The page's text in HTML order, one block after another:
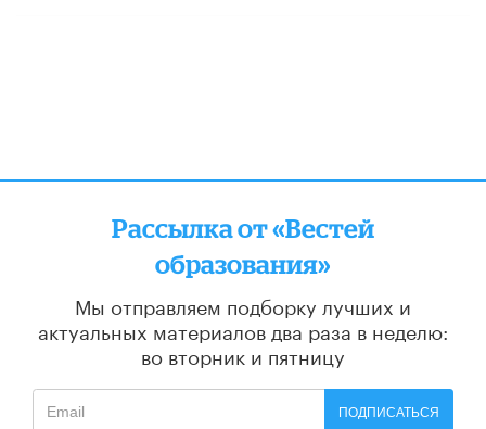
Рассылка от «Вестей
образования»
Мы отправляем подборку лучших и
актуальных материалов два раза в неделю:
во вторник и пятницу
ПОДПИСАТЬСЯ